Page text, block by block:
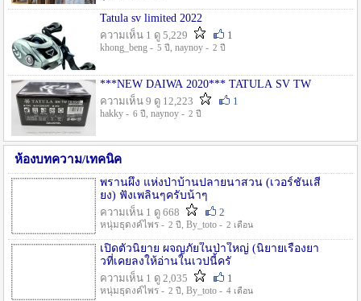
Tatula sv limited 2022
ความเห็น 1 ดู 5,229
1
khong_beng - 5 ปี , naynoy - 2 ปี
***NEW DAIWA 2020*** TATULA SV TW
ความเห็น 9 ดู 12,223
1
hakky - 6 ปี , naynoy - 2 ปี
ห้องบทความ/เทคนิค
พรานผึ้ง แห่งป่าบ้านปลายนาสวน (เวอร์ชั่นเสี
ยง) ฟังเพลินๆครับน้าๆ
ความเห็น 1 ดู 668
2
หนุ่มธุดงค์ไพร - 2 ปี , By_toto - 2 เดือน
เปิดตัวนิยาย ผจญภัยในป่าใหญ่ (นิยายเรื่องยา
วที่เคยลงให้อ่านในเวปนี้ครั
ความเห็น 1 ดู 2,035
1
หนุ่มธุดงค์ไพร - 2 ปี , By_toto - 4 เดือน